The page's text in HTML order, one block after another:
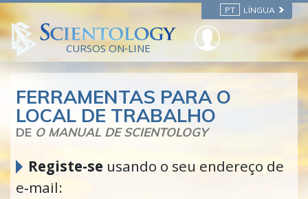
PT LÍNGUA
CURSOS ON‑LINE
FERRAMENTAS PARA O
LOCAL DE TRABALHO
DE O MANUAL DE SCIENTOLOGY
Registe‑se usando o seu endereço de
e‑mail: